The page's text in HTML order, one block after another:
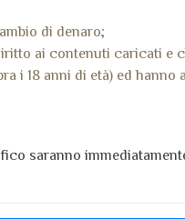
Invia
di denaro;
ai contenuti caricati e
i 18 anni di età) ed hanno
saranno